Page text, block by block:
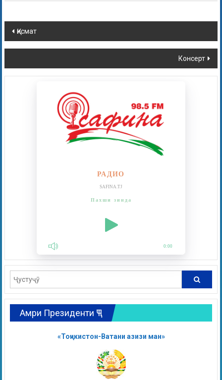
Қисмат
Консерт
РАДИО
SAFINA.TJ
Пахши зинда
0:00
Амри Президенти ҶТ
«Тоҷикистон-Ватани азизи ман»